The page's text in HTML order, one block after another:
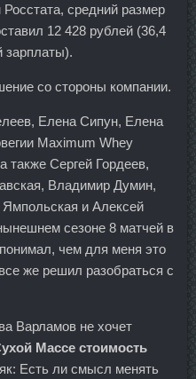
средний размер
12 428 рублей (36,4
зарплаты).
со стороны компании.
Елена Сипун, Елена
Maximum Whey
также Сергей Гордеев,
Владимир Думин,
и Алексей
сезоне 8 матчей в
чем для меня это
же решил разобраться с
Варламов не хочет
Массе стоимость
Есть ли смысл менять